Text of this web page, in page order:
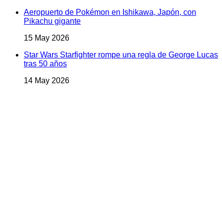
Aeropuerto de Pokémon en Ishikawa, Japón, con
Pikachu gigante
15 May 2026
Star Wars Starfighter rompe una regla de George Lucas
tras 50 años
14 May 2026